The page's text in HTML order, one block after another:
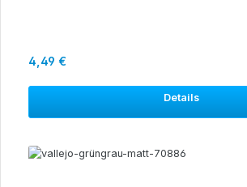
Regulärer Preis:
4,49 €
Details